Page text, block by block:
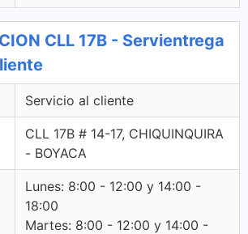
CLL 17B - Servientrega
Servicio al cliente
CLL 17B # 14-17, CHIQUINQUIRA
- BOYACA
Lunes: 8:00 - 12:00 y 14:00 -
18:00
Martes: 8:00 - 12:00 y 14:00 -